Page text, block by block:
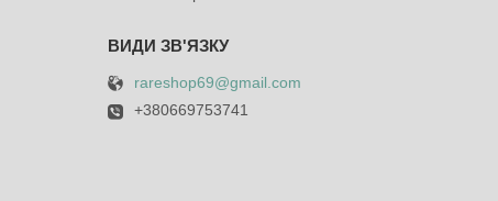
rareshop69@gmail.com
+380669753741